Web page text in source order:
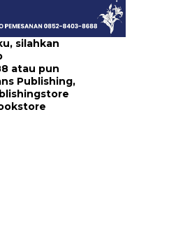
silahkan
atau pun
Publishing,